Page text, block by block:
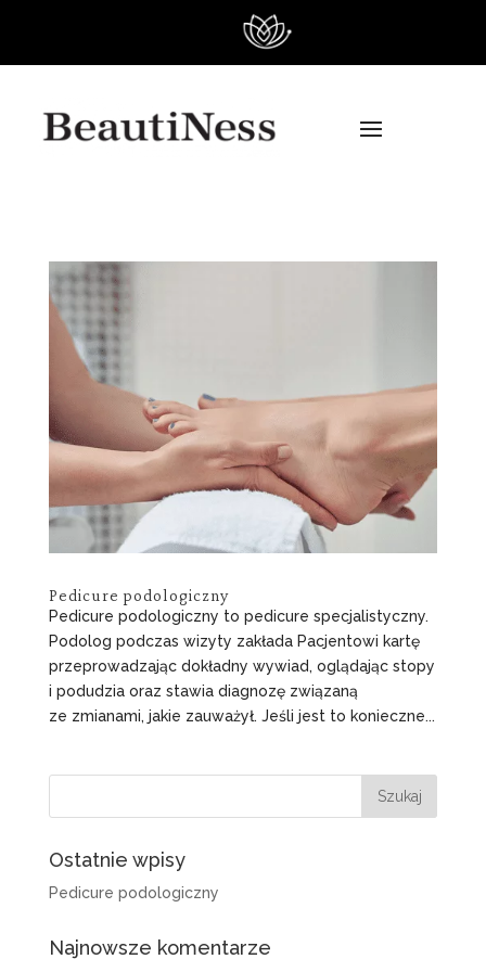
Pedicure podologiczny
Pedicure podologiczny to pedicure specjalistyczny.
Podolog podczas wizyty zakłada Pacjentowi kartę
przeprowadzając dokładny wywiad, oglądając stopy
i podudzia oraz stawia diagnozę związaną
ze zmianami, jakie zauważył. Jeśli jest to konieczne...
Ostatnie wpisy
Pedicure podologiczny
Najnowsze komentarze